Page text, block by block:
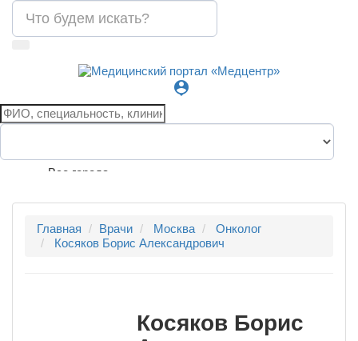
person_pin
Все города
Главная Врачи Москва
Онколог
Косяков Борис Александрович
Косяков Борис